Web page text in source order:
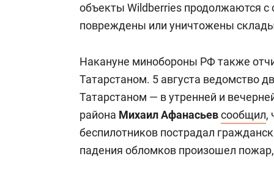
объекты Wildberries продолжаются
повреждены или уничтожены
Накануне минобороны РФ также
Татарстаном. 5 августа ведомство
Татарстаном — в утренней и
района Михаил Афанасьевсообщил,
беспилотников пострадал
падения обломков произошел